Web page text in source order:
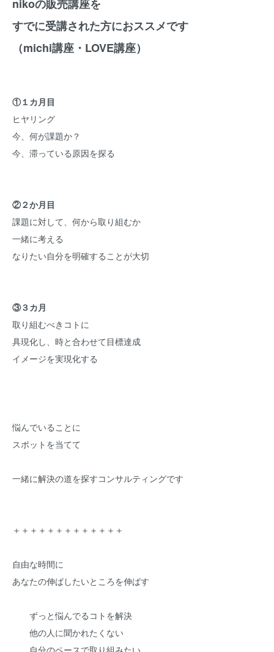
nikoの販売講座を
すでに受講された方におススメです
（michi講座・LOVE講座）
①１カ月目
ヒヤリング
今、何が課題か？
今、滞っている原因を探る
②２か月目
課題に対して、何から取り組むか
一緒に考える
なりたい自分を明確することが大切
③３カ月
取り組むべきコトに
具現化し、時と合わせて目標達成
イメージを実現化する
悩んでいることに
スポットを当てて
一緒に解決の道を探すコンサルティングです
＋＋＋＋＋＋＋＋＋＋＋＋＋
自由な時間に
あなたの伸ばしたいところを伸ばす
ずっと悩んでるコトを解決
他の人に聞かれたくない
自分のペースで取り組みたい